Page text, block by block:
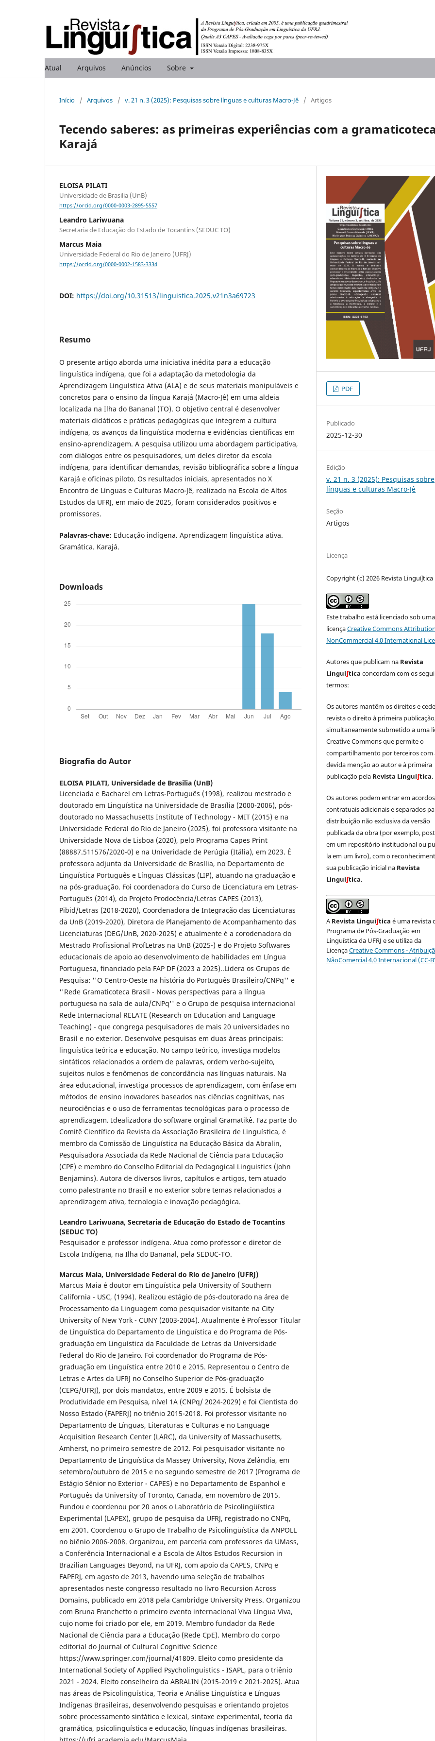
Atual Arquivos Anúncios Sobre
Início / Arquivos / v. 21 n. 3 (2025): Pesquisas sobre línguas e culturas Macro-Jê / Artigos
Tecendo saberes: as primeiras experiências com a gramaticoteca
Karajá
ELOISA PILATI
Universidade de Brasilia (UnB)
https://orcid.org/0000-0003-2895-5557
Leandro Lariwuana
Secretaria de Educação do Estado de Tocantins (SEDUC TO)
Marcus Maia
Universidade Federal do Rio de Janeiro (UFRJ)
https://orcid.org/0000-0002-1583-3334
DOI: https://doi.org/10.31513/linguistica.2025.v21n3a69723
Resumo
O presente artigo aborda uma iniciativa inédita para a educação
linguística indígena, que foi a adaptação da metodologia da
Aprendizagem Linguística Ativa (ALA) e de seus materiais manipuláveis e
concretos para o ensino da língua Karajá (Macro-Jê) em uma aldeia
localizada na Ilha do Bananal (TO). O objetivo central é desenvolver
materiais didáticos e práticas pedagógicas que integrem a cultura
indígena, os avanços da linguística moderna e evidências científicas em
ensino-aprendizagem. A pesquisa utilizou uma abordagem participativa,
com diálogos entre os pesquisadores, um deles diretor da escola
indígena, para identificar demandas, revisão bibliográfica sobre a língua
Karajá e oficinas piloto. Os resultados iniciais, apresentados no X
Encontro de Línguas e Culturas Macro-Jê, realizado na Escola de Altos
Estudos da UFRJ, em maio de 2025, foram considerados positivos e
promissores.
Palavras-chave: Educação indígena. Aprendizagem linguística ativa.
Gramática. Karajá.
Downloads
Biografia do Autor
ELOISA PILATI, Universidade de Brasilia (UnB)
Licenciada e Bacharel em Letras-Português (1998), realizou mestrado e
doutorado em Linguística na Universidade de Brasília (2000-2006), pós-
doutorado no Massachusetts Institute of Technology - MIT (2015) e na
Universidade Federal do Rio de Janeiro (2025), foi professora visitante na
Universidade Nova de Lisboa (2020), pelo Programa Capes Print
(88887.511576/2020-0) e na Univeridade de Perúgia (Itália), em 2023. É
professora adjunta da Universidade de Brasília, no Departamento de
Linguística Português e Línguas Clássicas (LIP), atuando na graduação e
na pós-graduação. Foi coordenadora do Curso de Licenciatura em Letras-
Português (2014), do Projeto Prodocência/Letras CAPES (2013),
Pibid/Letras (2018-2020), Coordenadora de Integração das Licenciaturas
da UnB (2019-2020), Diretora de Planejamento de Acompanhamento das
Licenciaturas (DEG/UnB, 2020-2025) e atualmente é a corodenadora do
Mestrado Profissional ProfLetras na UnB (2025-) e do Projeto Softwares
educacionais de apoio ao desenvolvimento de habilidades em Língua
Portuguesa, financiado pela FAP DF (2023 a 2025)..Lidera os Grupos de
Pesquisa: ''O Centro-Oeste na história do Português Brasileiro/CNPq'' e
''Rede Gramaticoteca Brasil - Novas perspectivas para a língua
portuguesa na sala de aula/CNPq'' e o Grupo de pesquisa internacional
Rede Internacional RELATE (Research on Education and Language
Teaching) - que congrega pesquisadores de mais 20 universidades no
Brasil e no exterior. Desenvolve pesquisas em duas áreas principais:
linguística teórica e educação. No campo teórico, investiga modelos
sintáticos relacionados a ordem de palavras, ordem verbo-sujeito,
sujeitos nulos e fenômenos de concordância nas línguas naturais. Na
área educacional, investiga processos de aprendizagem, com ênfase em
métodos de ensino inovadores baseados nas ciências cognitivas, nas
neurociências e o uso de ferramentas tecnológicas para o processo de
aprendizagem. Idealizadora do software orginal Gramatikê. Faz parte do
Comitê Científico da Revista da Associação Brasileira de Linguística, é
membro da Comissão de Linguística na Educação Básica da Abralin,
Pesquisadora Associada da Rede Nacional de Ciência para Educação
(CPE) e membro do Conselho Editorial do Pedagogical Linguistics (John
Benjamins). Autora de diversos livros, capítulos e artigos, tem atuado
como palestrante no Brasil e no exterior sobre temas relacionados a
aprendizagem ativa, tecnologia e inovação pedagógica.
Leandro Lariwuana, Secretaria de Educação do Estado de Tocantins
(SEDUC TO)
Pesquisador e professor indígena. Atua como professor e diretor de
Escola Indígena, na Ilha do Bananal, pela SEDUC-TO.
Marcus Maia, Universidade Federal do Rio de Janeiro (UFRJ)
Marcus Maia é doutor em Linguística pela University of Southern
California - USC, (1994). Realizou estágio de pós-doutorado na área de
Processamento da Linguagem como pesquisador visitante na City
University of New York - CUNY (2003-2004). Atualmente é Professor Titular
de Linguística do Departamento de Linguística e do Programa de Pós-
graduação em Linguística da Faculdade de Letras da Universidade
Federal do Rio de Janeiro. Foi coordenador do Programa de Pós-
graduação em Linguística entre 2010 e 2015. Representou o Centro de
Letras e Artes da UFRJ no Conselho Superior de Pós-graduação
(CEPG/UFRJ), por dois mandatos, entre 2009 e 2015. É bolsista de
Produtividade em Pesquisa, nível 1A (CNPq/ 2024-2029) e foi Cientista do
Nosso Estado (FAPERJ) no triênio 2015-2018. Foi professor visitante no
Departamento de Línguas, Literaturas e Culturas e no Language
Acquisition Research Center (LARC), da University of Massachusetts,
Amherst, no primeiro semestre de 2012. Foi pesquisador visitante no
Departamento de Linguística da Massey University, Nova Zelândia, em
setembro/outubro de 2015 e no segundo semestre de 2017 (Programa de
Estágio Sênior no Exterior - CAPES) e no Departamento de Espanhol e
Português da University of Toronto, Canada, em novembro de 2015.
Fundou e coordenou por 20 anos o Laboratório de Psicolingüística
Experimental (LAPEX), grupo de pesquisa da UFRJ, registrado no CNPq,
em 2001. Coordenou o Grupo de Trabalho de Psicolingüística da ANPOLL
no biênio 2006-2008. Organizou, em parceria com professores da UMass,
a Conferência Internacional e a Escola de Altos Estudos Recursion in
Brazilian Languages Beyond, na UFRJ, com apoio da CAPES, CNPq e
FAPERJ, em agosto de 2013, havendo uma seleção de trabalhos
apresentados neste congresso resultado no livro Recursion Across
Domains, publicado em 2018 pela Cambridge University Press. Organizou
com Bruna Franchetto o primeiro evento internacional Viva Língua Viva,
cujo nome foi criado por ele, em 2019. Membro fundador da Rede
Nacional de Ciência para a Educação (Rede CpE). Membro do corpo
editorial do Journal of Cultural Cognitive Science
https://www.springer.com/journal/41809. Eleito como presidente da
International Society of Applied Psycholinguistics - ISAPL, para o triênio
2021 - 2024. Eleito conselheiro da ABRALIN (2015-2019 e 2021-2025). Atua
nas áreas de Psicolinguística, Teoria e Análise Linguística e Línguas
Indígenas Brasileiras, desenvolvendo pesquisas e orientando projetos
sobre processamento sintático e lexical, sintaxe experimental, teoria da
gramática, psicolinguística e educação, línguas indígenas brasileiras.
PDF
Publicado
2025-12-30
Edição
v. 21 n. 3 (2025): Pesquisas sobre
línguas e culturas Macro-Jê
Seção
Artigos
Licença
Copyright (c) 2026 Revista Linguíʃtica
Este trabalho está licenciado sob uma
licençaCreative Commons
NonCommercial 4.0 International
Autores que publicam na Revista
Linguí∫tica concordam com os
termos:
Os autores mantêm os direitos e
revista o direito à primeira
simultaneamente submetido a uma
Creative Commons que permite o
compartilhamento por terceiros com
devida menção ao autor e à primeira
publicação pela Revista Linguí∫tica.
Os autores podem entrar em acordos
contratuais adicionais e separados
distribuição não exclusiva da versão
publicada da obra (por exemplo,
em um repositório institucional ou
la em um livro), com o
sua publicação inicial na Revista
Linguí∫tica.
ARevista Linguí∫tica é uma revista
Programa de Pós-Graduação em
Linguística da UFRJ e se utiliza da
LicençaCreative Commons -
NãoComercial 4.0 Internacional (CC-